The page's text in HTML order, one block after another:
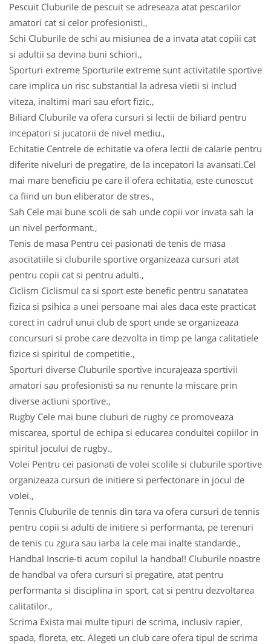
Pescuit Cluburile de pescuit se adreseaza atat pescarilor
amatori cat si celor profesionisti.,
Schi Cluburile de schi au misiunea de a invata atat copiii cat
si adultii sa devina buni schiori.,
Sporturi extreme Sporturile extreme sunt activitatile sportive
care implica un risc substantial la adresa vietii si includ
viteza, inaltimi mari sau efort fizic.,
Biliard Cluburile va ofera cursuri si lectii de biliard pentru
incepatori si jucatorii de nivel mediu.,
Echitatie Centrele de echitatie va ofera lectii de calarie pentru
diferite niveluri de pregatire, de la incepatori la avansati.Cel
mai mare beneficiu pe care il ofera echitatia, este cunoscut
ca fiind un bun eliberator de stres.,
Sah Cele mai bune scoli de sah unde copii vor invata sah la
un nivel performant.,
Tenis de masa Pentru cei pasionati de tenis de masa
asocitatiile si cluburile sportive organizeaza cursuri atat
pentru copii cat si pentru adulti.,
Ciclism Ciclismul ca si sport este benefic pentru sanatatea
fizica si psihica a unei persoane mai ales daca este practicat
corect in cadrul unui club de sport unde se organizeaza
concursuri si probe care dezvolta in timp pe langa calitatiele
fizice si spiritul de competitie.,
Sporturi diverse Cluburile sportive incurajeaza sportivii
amatori sau profesionisti sa nu renunte la miscare prin
diverse actiuni sportive.,
Rugby Cele mai bune cluburi de rugby ce promoveaza
miscarea, sportul de echipa si educarea conduitei copiilor in
spiritul jocului de rugby.,
Volei Pentru cei pasionati de volei scolile si cluburile sportive
organizeaza cursuri de initiere si perfectonare in jocul de
volei.,
Tennis Cluburile de tennis din tara va ofera cursuri de tennis
pentru copii si adulti de initiere si performanta, pe terenuri
de tenis cu zgura sau iarba la cele mai inalte standarde.,
Handbal Inscrie-ti acum copilul la handbal! Cluburile noastre
de handbal va ofera cursuri si pregatire, atat pentru
performanta si disciplina in sport, cat si pentru dezvoltarea
calitatilor.,
Scrima Exista mai multe tipuri de scrima, inclusiv rapier,
spada, floreta, etc. Alegeti un club care ofera tipul de scrima